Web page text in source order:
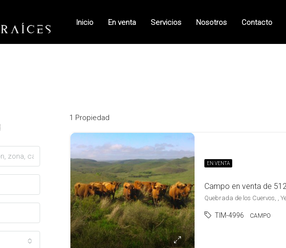
Inicio En venta Servicios Nosotros Contacto
1 Propiedad
EN VENTA
Quebrada de los Cuervos, ,
TIM-4996 CAMPO